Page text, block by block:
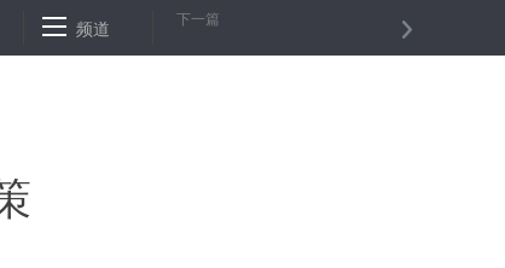
方揭秘来了 巨晓林：创新永无止境 贵州“扶贫车间”
频道 下一篇